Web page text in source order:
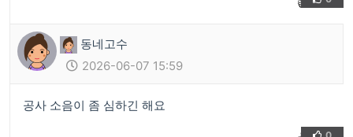
동네고수
2026-06-07 15:59
공사 소음이 좀 심하긴 해요